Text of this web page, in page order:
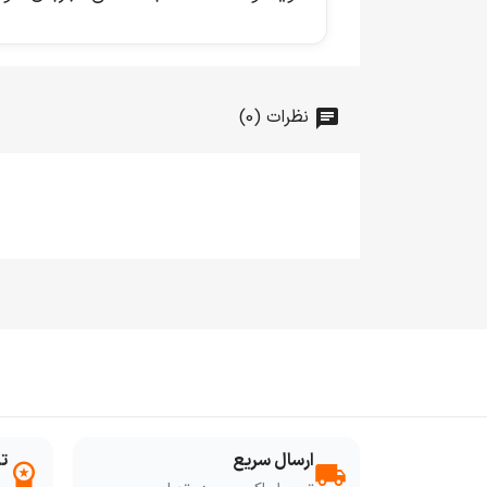
نظرات (0)
local_shippingارسال سریع workspace_premium